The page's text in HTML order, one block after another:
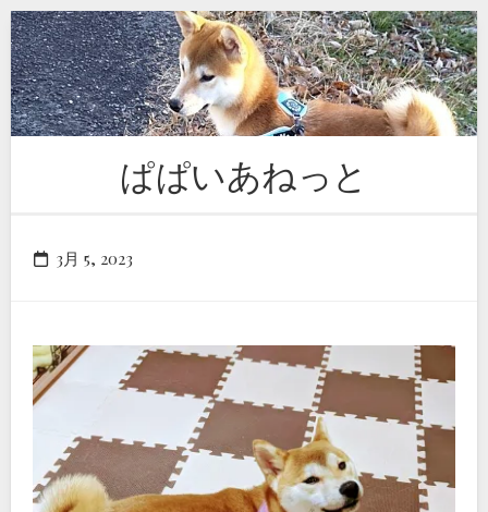
Skip
to
content
ぱぱいあねっと
3月 5, 2023